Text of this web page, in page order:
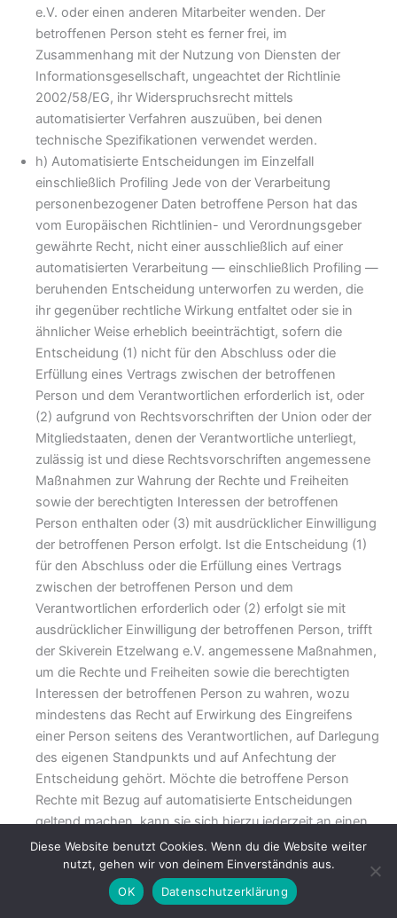
e.V. oder einen anderen Mitarbeiter wenden. Der
betroffenen Person steht es ferner frei, im
Zusammenhang mit der Nutzung von Diensten der
Informationsgesellschaft, ungeachtet der Richtlinie
2002/58/EG, ihr Widerspruchsrecht mittels
automatisierter Verfahren auszuüben, bei denen
technische Spezifikationen verwendet werden.
h) Automatisierte Entscheidungen im Einzelfall
einschließlich Profiling Jede von der Verarbeitung
personenbezogener Daten betroffene Person hat das
vom Europäischen Richtlinien- und Verordnungsgeber
gewährte Recht, nicht einer ausschließlich auf einer
automatisierten Verarbeitung — einschließlich Profiling —
beruhenden Entscheidung unterworfen zu werden, die
ihr gegenüber rechtliche Wirkung entfaltet oder sie in
ähnlicher Weise erheblich beeinträchtigt, sofern die
Entscheidung (1) nicht für den Abschluss oder die
Erfüllung eines Vertrags zwischen der betroffenen
Person und dem Verantwortlichen erforderlich ist, oder
(2) aufgrund von Rechtsvorschriften der Union oder der
Mitgliedstaaten, denen der Verantwortliche unterliegt,
zulässig ist und diese Rechtsvorschriften angemessene
Maßnahmen zur Wahrung der Rechte und Freiheiten
sowie der berechtigten Interessen der betroffenen
Person enthalten oder (3) mit ausdrücklicher Einwilligung
der betroffenen Person erfolgt. Ist die Entscheidung (1)
für den Abschluss oder die Erfüllung eines Vertrags
zwischen der betroffenen Person und dem
Verantwortlichen erforderlich oder (2) erfolgt sie mit
ausdrücklicher Einwilligung der betroffenen Person, trifft
der Skiverein Etzelwang e.V. angemessene Maßnahmen,
um die Rechte und Freiheiten sowie die berechtigten
Interessen der betroffenen Person zu wahren, wozu
mindestens das Recht auf Erwirkung des Eingreifens
einer Person seitens des Verantwortlichen, auf Darlegung
des eigenen Standpunkts und auf Anfechtung der
Entscheidung gehört. Möchte die betroffene Person
Rechte mit Bezug auf automatisierte Entscheidungen
geltend machen, kann sie sich hierzu jederzeit an einen
Mitarbeiter des für die Verarbeitung Verantwortlichen
wenden.
i) Recht auf Widerruf einer datenschutzrechtlichen
Einwilligung Jede von der Verarbeitung
Diese Website benutzt Cookies. Wenn du die Website weiter
nutzt, gehen wir von deinem Einverständnis aus.
OK
Datenschutzerklärung